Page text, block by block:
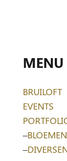
MENU
BRUILOFT
EVENTS
–BLOEMEN
–